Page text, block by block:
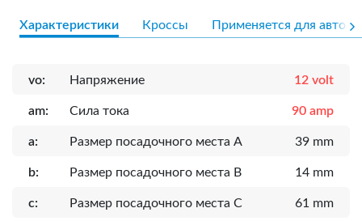
Характеристики Кроссы Применяется для авто
vo: Напряжение 12 volt
am: Сила тока 90 amp
a: Размер посадочного места A 39 mm
b: Размер посадочного места B 14 mm
c: Размер посадочного места C 61 mm